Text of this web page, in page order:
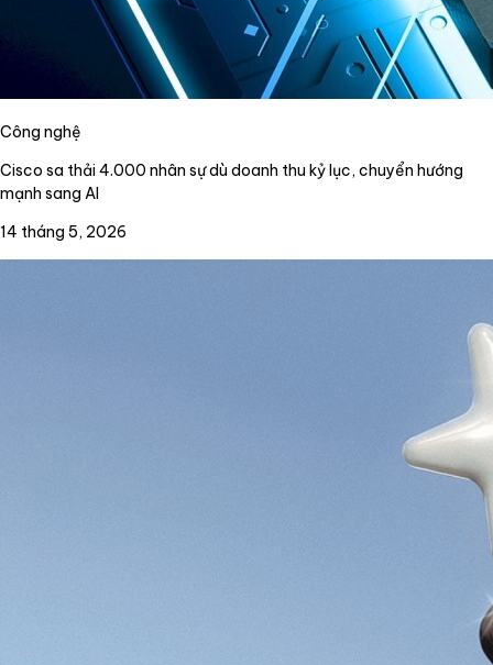
Công nghệ
Cisco sa thải 4.000 nhân sự dù doanh thu kỷ lục, chuyển hướng
mạnh sang AI
14 tháng 5, 2026